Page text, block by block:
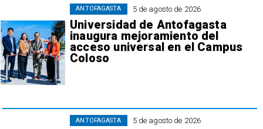
5 de agosto de 2026
Universidad de Antofagasta
inaugura mejoramiento del
acceso universal en el Campus
Coloso
ANTOFAGASTA
5 de agosto de 2026
ANTOFAGASTA